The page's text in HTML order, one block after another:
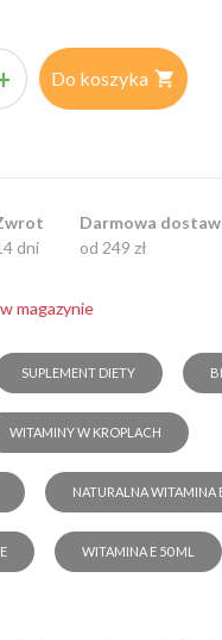
Do koszyka 
dni
Darmowa
od 249 zł
magazynie
SUPLEMENT DIETY
WITAMINY W KROPLACH
NATURALNA WITAMINA
WITAMINA E 50 ML